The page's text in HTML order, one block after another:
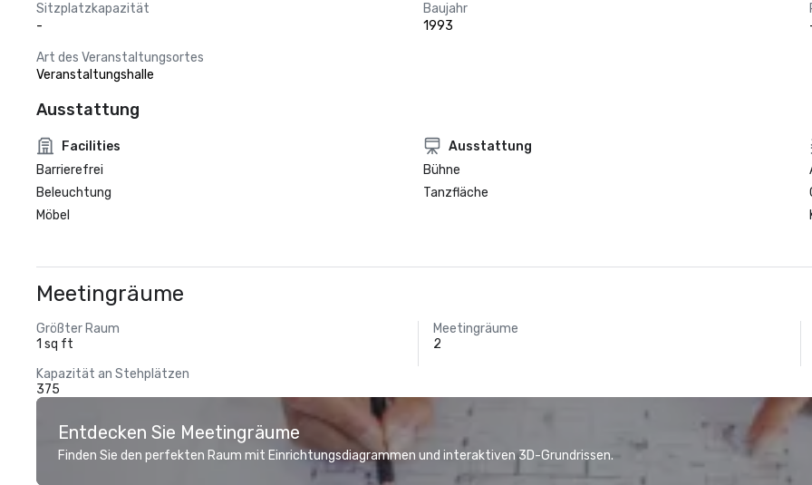
Sitzplatzkapazität
-
Baujahr
1993
Art des Veranstaltungsortes
Veranstaltungshalle
Ausstattung
Facilities
Barrierefrei
Beleuchtung
Möbel
Ausstattung
Bühne
Tanzfläche
Meetingräume
Größter Raum
1 sq ft
Meetingräume
2
Kapazität an Stehplätzen
375
Entdecken Sie Meetingräume
Finden Sie den perfekten Raum mit Einrichtungsdiagrammen und interaktiven 3D-Grundrissen.